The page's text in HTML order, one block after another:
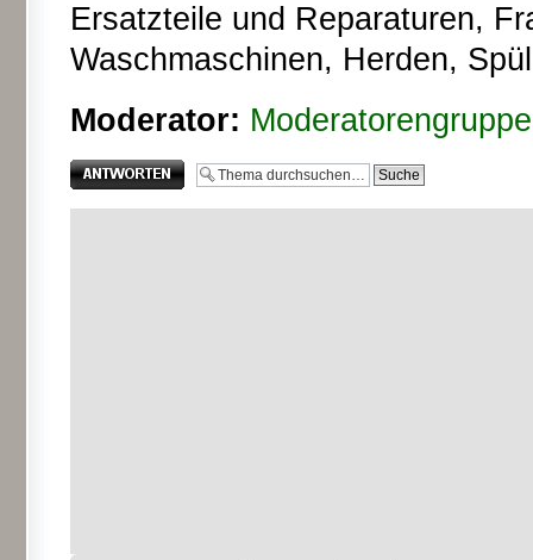
Ersatzteile und Reparaturen,
Waschmaschinen, Herden,
Moderator: Moderatorengruppe
Antwort erstellen